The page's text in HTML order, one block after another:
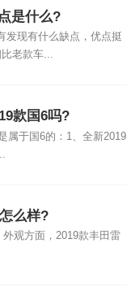
是什么?
发现有什么缺点，优点挺
老款车...
款国6吗?
属于国6的：1、全新2019
么样?
观方面，2019款丰田雷